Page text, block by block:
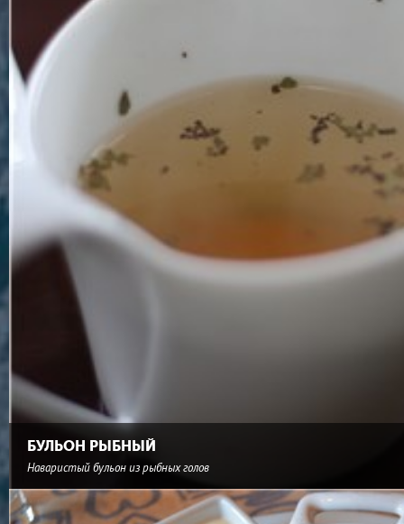
БУЛЬОН РЫБНЫЙ
Наваристый бульон из рыбных голов